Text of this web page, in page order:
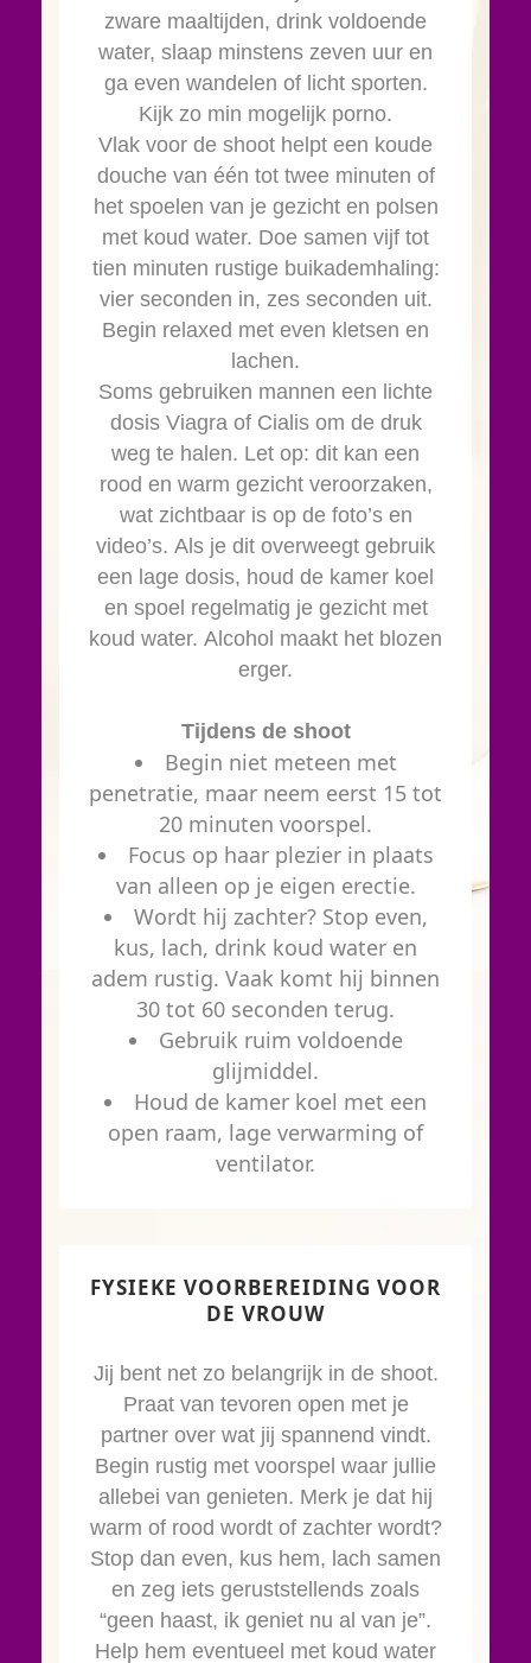
zware maaltijden, drink voldoende
water, slaap minstens zeven uur en
ga even wandelen of licht sporten.
Kijk zo min mogelijk porno.
Vlak voor de shoot helpt een koude
douche van één tot twee minuten of
het spoelen van je gezicht en polsen
met koud water. Doe samen vijf tot
tien minuten rustige buikademhaling:
vier seconden in, zes seconden uit.
Begin relaxed met even kletsen en
lachen.
Soms gebruiken mannen een lichte
dosis Viagra of Cialis om de druk
weg te halen. Let op: dit kan een
rood en warm gezicht veroorzaken,
wat zichtbaar is op de foto’s en
video’s. Als je dit overweegt gebruik
een lage dosis, houd de kamer koel
en spoel regelmatig je gezicht met
koud water. Alcohol maakt het blozen
erger.
Tijdens de shoot
Begin niet meteen met
penetratie, maar neem eerst 15 tot
20 minuten voorspel.
Focus op haar plezier in plaats
van alleen op je eigen erectie.
Wordt hij zachter? Stop even,
kus, lach, drink koud water en
adem rustig. Vaak komt hij binnen
30 tot 60 seconden terug.
Gebruik ruim voldoende
glijmiddel.
Houd de kamer koel met een
open raam, lage verwarming of
ventilator.
FYSIEKE VOORBEREIDING VOOR
DE VROUW
Jij bent net zo belangrijk in de shoot.
Praat van tevoren open met je
partner over wat jij spannend vindt.
Begin rustig met voorspel waar jullie
allebei van genieten. Merk je dat hij
warm of rood wordt of zachter wordt?
Stop dan even, kus hem, lach samen
en zeg iets geruststellends zoals
“geen haast, ik geniet nu al van je”.
Help hem eventueel met koud water